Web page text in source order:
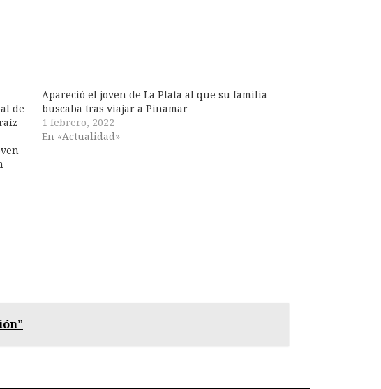
de
Apareció el joven de La Plata al que su familia
buscaba tras viajar a Pinamar
1 febrero, 2022
En «Actualidad»